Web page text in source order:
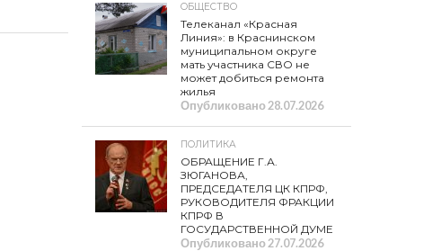
ОБЩЕСТВО
Телеканал «Красная
Линия»: в Краснинском
муниципальном округе
мать участника СВО не
может добиться ремонта
жилья
Опубликовано28.07.2026
ПОЛИТИКА
ОБРАЩЕНИЕ Г.А.
ЗЮГАНОВА,
ПРЕДСЕДАТЕЛЯ ЦК КПРФ,
РУКОВОДИТЕЛЯ ФРАКЦИИ
КПРФ В
ГОСУДАРСТВЕННОЙ ДУМЕ
Опубликовано27.07.2026